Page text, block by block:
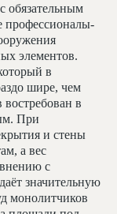
обязательным
профессионалы-
элементов.
в
шире, чем
в
При
и стены
а вес
с
значительную
монолитчиков